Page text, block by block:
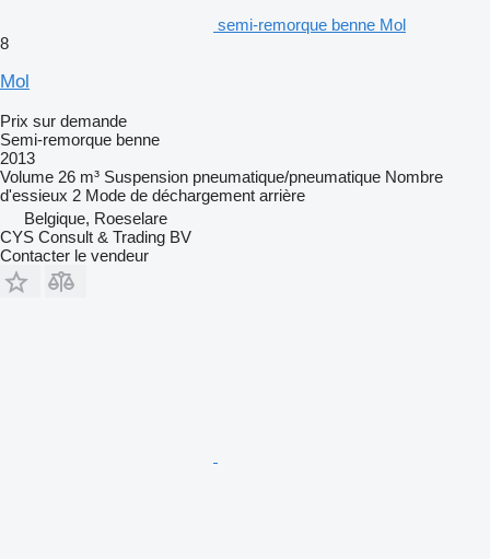
semi-remorque benne Mol
8
Mol
Prix sur demande
Semi-remorque benne
2013
Volume 26 m³ Suspension pneumatique/pneumatique Nombre
d'essieux 2 Mode de déchargement arrière
Belgique, Roeselare
CYS Consult & Trading BV
Contacter le vendeur